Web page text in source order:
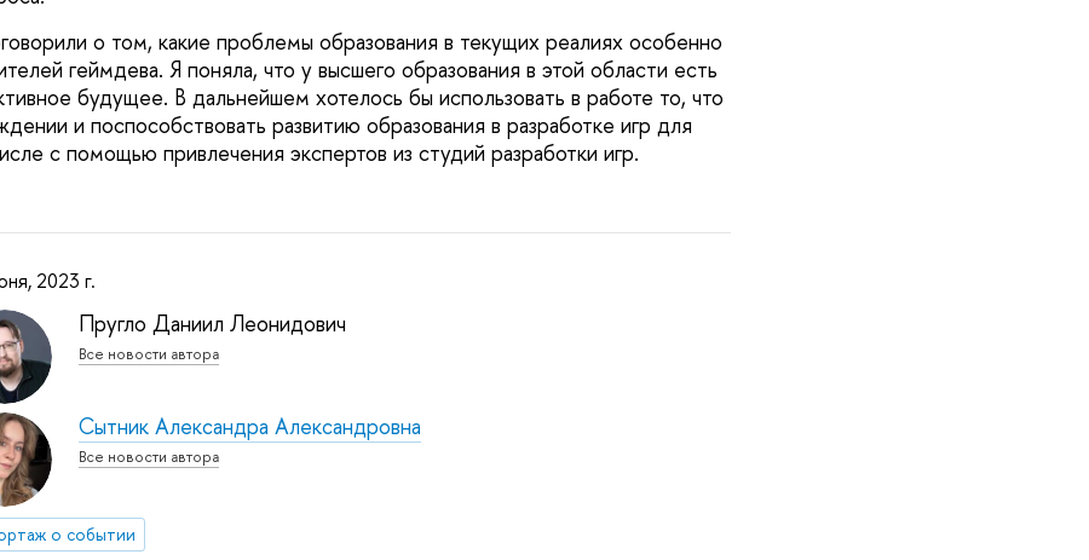
о том, какие проблемы образования в текущих реалиях особенно
геймдева. Я поняла, что у высшего образования в этой области есть
будущее. В дальнейшем хотелось бы использовать в работе то, что
и поспособствовать развитию образования в разработке игр для
с помощью привлечения экспертов из студий разработки игр.
2023 г.
Пругло Даниил Леонидович
Все новости автора
Сытник Александра Александровна
Все новости автора
о событии